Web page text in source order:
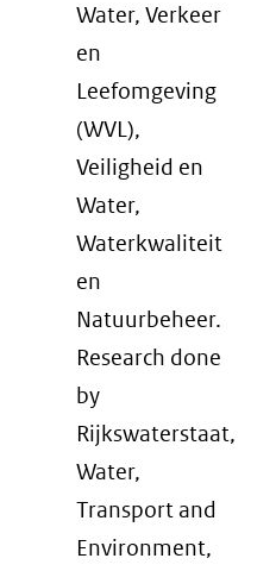
Water, Verkeer
en
Leefomgeving
(WVL),
Veiligheid en
Water,
Waterkwaliteit
en
Natuurbeheer.
Research done
by
Rijkswaterstaat,
Water,
Transport and
Environment,